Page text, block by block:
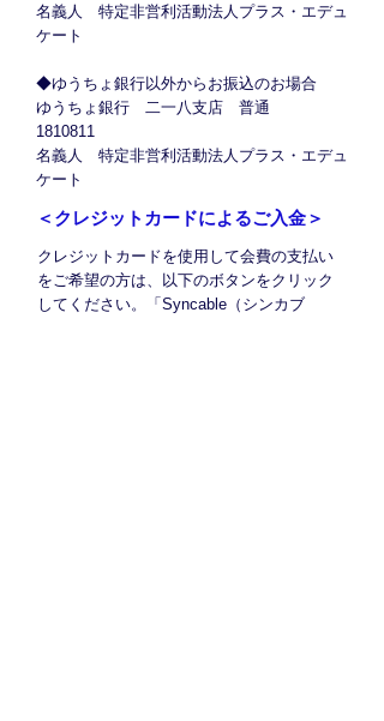
名義人 特定非営利活動法人プラス・エデュ
ケート
◆ゆうちょ銀行以外からお振込のお場合
ゆうちょ銀行 二一八支店 普通
1810811
名義人 特定非営利活動法人プラス・エデュ
ケート
​＜クレジットカードによるご入金＞
クレジットカードを使用して会費の支払い
をご希望の方は、以下のボタンをクリック
してください。「Syncable（シンカブ